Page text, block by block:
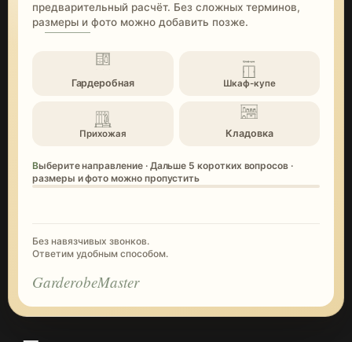
предварительный расчёт. Без сложных терминов,
размеры и фото можно добавить позже.
Гардеробная Шкаф-купе
Прихожая Кладовка
Выберите направление · Дальше 5 коротких вопросов ·
размеры и фото можно пропустить
Без навязчивых звонков.
Ответим удобным способом.
GarderobeMaster